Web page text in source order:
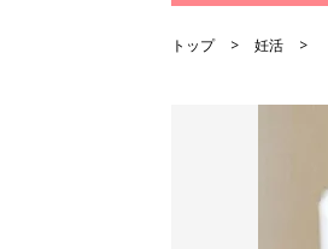
トップ 妊活